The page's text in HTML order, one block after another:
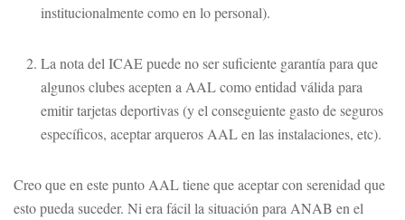
institucionalmente como en lo personal).
La nota del ICAE puede no ser suficiente garantía para que
algunos clubes acepten a AAL como entidad válida para
emitir tarjetas deportivas (y el conseguiente gasto de seguros
específicos, aceptar arqueros AAL en las instalaciones, etc).
Creo que en este punto AAL tiene que aceptar con serenidad que
esto pueda suceder. Ni era fácil la situación para ANAB en el